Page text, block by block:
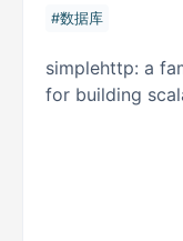
数据库
simplehttp: a
for building